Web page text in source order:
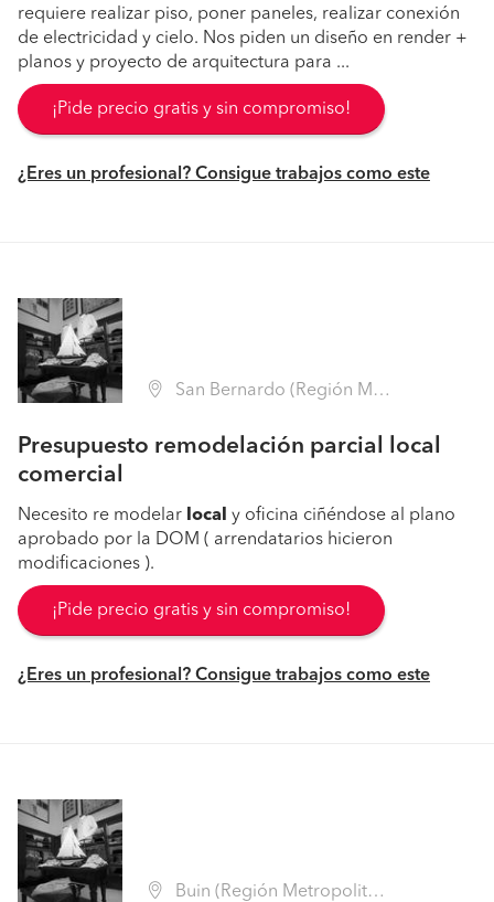
requiere realizar piso, poner paneles, realizar conexión
de electricidad y cielo. Nos piden un diseño en render +
planos y proyecto de arquitectura para ...
¡Pide precio gratis y sin compromiso!
¿Eres un profesional? Consigue trabajos como este
San Bernardo (Región Metropolitana - Maipo)
Presupuesto remodelación parcial local
comercial
Necesito re modelar local y oficina ciñéndose al plano
aprobado por la DOM ( arrendatarios hicieron
modificaciones ).
¡Pide precio gratis y sin compromiso!
¿Eres un profesional? Consigue trabajos como este
Buin (Región Metropolitana - Maipo)